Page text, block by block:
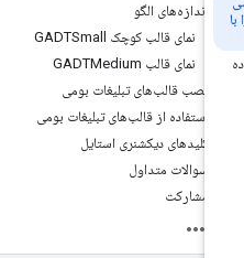
اندازه‌های الگو
نمای قالب کوچک GADTSmall
نمای قالب GADTMedium
نصب قالب‌های تبلیغات بومی
استفاده از قالب‌های تبلیغات بومی
کلیدهای دیکشنری استایل
سوالات متداول
مشارکت